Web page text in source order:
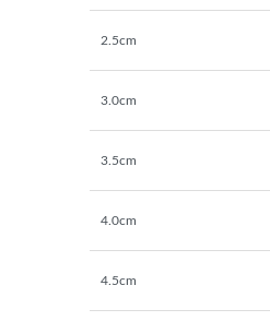
2.5cm
3.0cm
3.5cm
4.0cm
4.5cm